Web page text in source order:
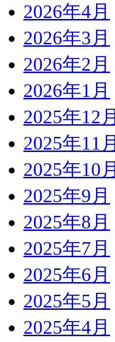
2026年4月
2026年3月
2026年2月
2026年1月
2025年12月
2025年11月
2025年10月
2025年9月
2025年8月
2025年7月
2025年6月
2025年5月
2025年4月